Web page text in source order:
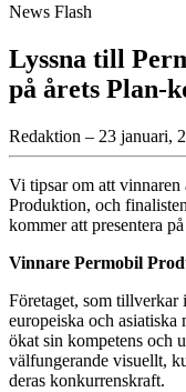
News Flash
Lyssna till
på årets Plan-
Redaktion – 23 januari,
Vi tipsar om att vinnaren
Produktion, och
kommer att presentera
Vinnare Permobil
Företaget, som tillverkar
europeiska och asiatiska
ökat sin kompetens och
välfungerande visuellt,
deras konkurrenskraft.